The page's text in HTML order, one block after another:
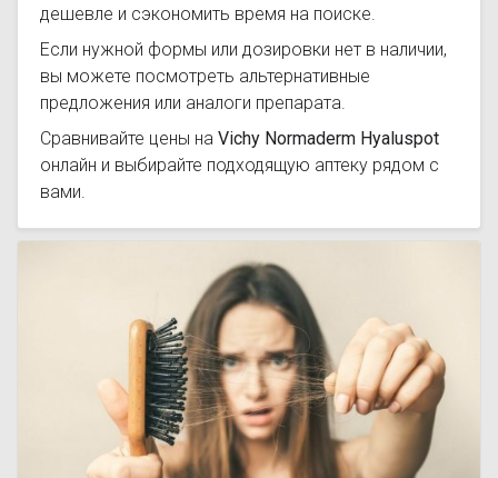
дешевле и сэкономить время на поиске.
Если нужной формы или дозировки нет в наличии,
вы можете посмотреть альтернативные
предложения или аналоги препарата.
Сравнивайте цены на Vichy Normaderm Hyaluspot
онлайн и выбирайте подходящую аптеку рядом с
вами.